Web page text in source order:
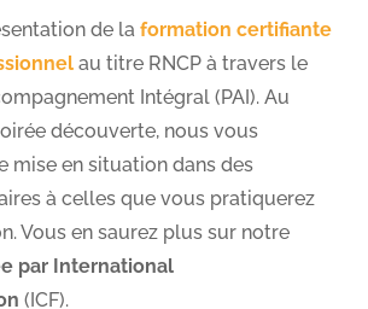
de laformation certifiante
au titre RNCP à travers le
Intégral (PAI). Au
découverte, nous vous
mise en situation dans des
à celles que vous pratiquerez
Vous en saurez plus sur notre
par International
(ICF).